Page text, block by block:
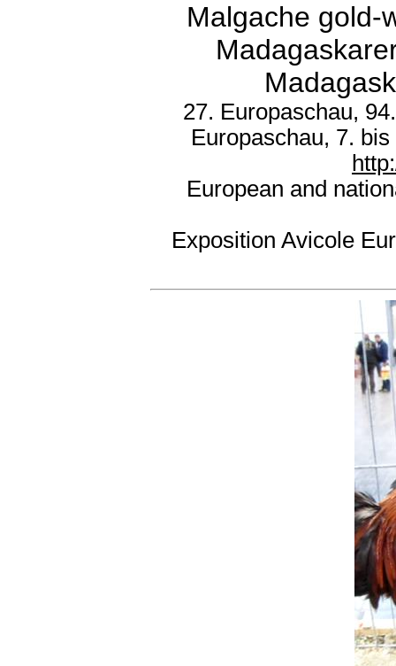
Malgache gold-
27. Europaschau,
Europaschau, 7.
European and
Exposition Avicole